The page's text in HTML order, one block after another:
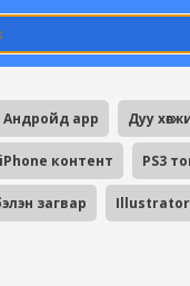
Андройд app Дуу
iPhone контент PS3
загвар Illustrator